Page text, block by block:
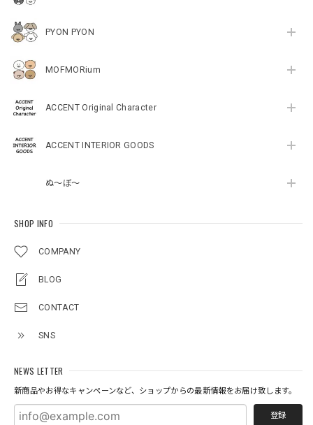
PYON PYON
MOFMORium
ACCENT Original Character
ACCENT INTERIOR GOODS
ぬ～ぼ～
SHOP INFO
COMPANY
BLOG
CONTACT
SNS
NEWS LETTER
新商品やお得なキャンペーンなど、ショップからの最新情報をお届け致します。
登録